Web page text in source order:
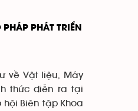
PHÁT TRIỂN
về Vật liệu, Máy
thức diễn ra tại
Biên tập Khoa